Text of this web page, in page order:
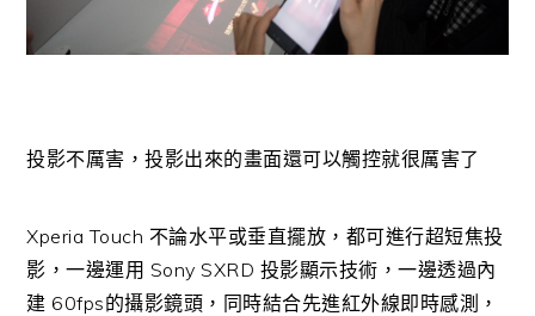
投影不厲害，投影出來的畫面還可以觸控就很厲害了
Xperia Touch 不論水平或垂直擺放，都可進行超短焦投
影，一邊運用 Sony SXRD 投影顯示技術，一邊透過內
建 60fps的攝影鏡頭，同時結合先進紅外線即時感測，